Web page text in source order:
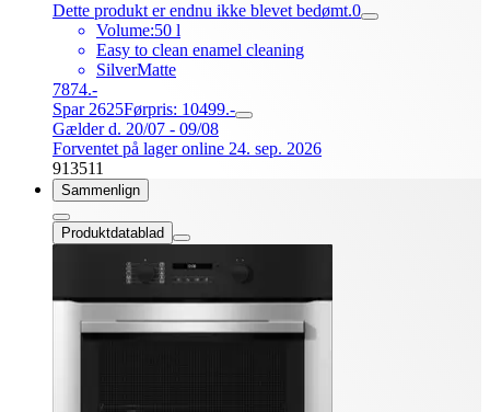
Dette produkt er endnu ikke blevet bedømt.0
Volume:50 l
Easy to clean enamel cleaning
SilverMatte
7874.-
Spar 2625Førpris: 10499.-
Gælder d. 20/07 - 09/08
Forventet på lager online 24. sep. 2026
913511
Sammenlign
Produktdatablad